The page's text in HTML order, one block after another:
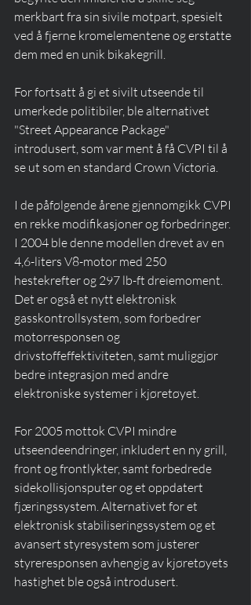
merkbart fra sin sivile motpart, spesielt
ved å fjerne kromelementene og erstatte
dem med en unik bikakegrill.
For fortsatt å gi et sivilt utseende til
umerkede politibiler, ble alternativet
"Street Appearance Package"
introdusert, som var ment å få CVPI til å
se ut som en standard Crown Victoria.
I de påfølgende årene gjennomgikk CVPI
en rekke modifikasjoner og forbedringer.
I 2004 ble denne modellen drevet av en
4,6-liters V8-motor med 250
hestekrefter og 297 lb-ft dreiemoment.
Det er også et nytt elektronisk
gasskontrollsystem, som forbedrer
motorresponsen og
drivstoffeffektiviteten, samt muliggjør
bedre integrasjon med andre
elektroniske systemer i kjøretøyet.
For 2005 mottok CVPI mindre
utseendeendringer, inkludert en ny grill,
front og frontlykter, samt forbedrede
sidekollisjonsputer og et oppdatert
fjæringssystem. Alternativet for et
elektronisk stabiliseringssystem og et
avansert styresystem som justerer
styreresponsen avhengig av kjøretøyets
hastighet ble også introdusert.